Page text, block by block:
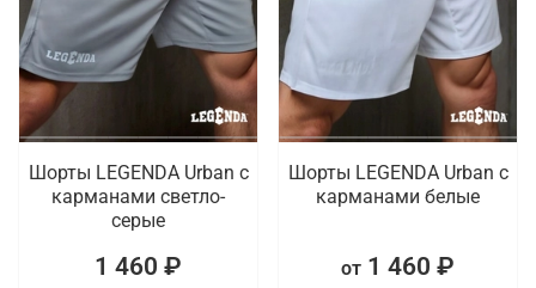
Шорты LEGENDA Urban c
карманами светло-
серые
1 460 ₽
Шорты LEGENDA Urban c
карманами белые
от 1 460 ₽